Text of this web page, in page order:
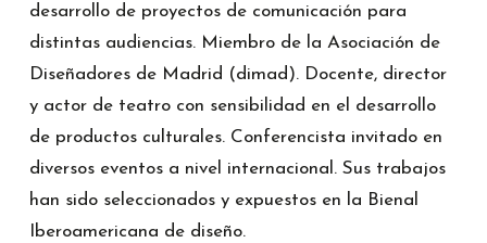
desarrollo de proyectos de comunicación para
distintas audiencias. Miembro de la Asociación de
Diseñadores de Madrid (dimad). Docente, director
y actor de teatro con sensibilidad en el desarrollo
de productos culturales. Conferencista invitado en
diversos eventos a nivel internacional. Sus trabajos
han sido seleccionados y expuestos en la Bienal
Iberoamericana de diseño.